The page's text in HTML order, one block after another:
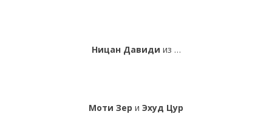
Ницан Давиди из …
Моти Зер и Эхуд Цур